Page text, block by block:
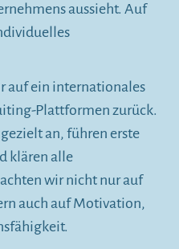
aussieht. Auf
auf ein internationales
Plattformen zurück.
an, führen erste
klären alle
wir nicht nur auf
auch auf Motivation,